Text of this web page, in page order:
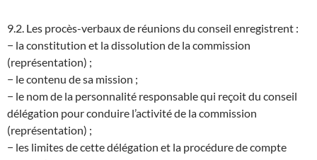
9.2. Les procès-verbaux de réunions du conseil enregistrent :
− la constitution et la dissolution de la commission
(représentation) ;
− le contenu de sa mission ;
− le nom de la personnalité responsable qui reçoit du conseil
délégation pour conduire l’activité de la commission
(représentation) ;
− les limites de cette délégation et la procédure de compte